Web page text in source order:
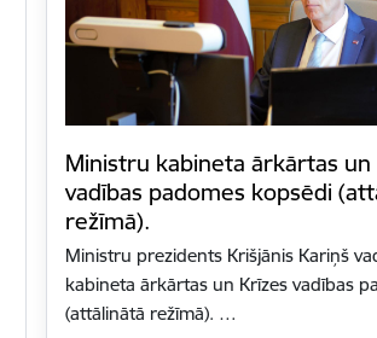
Ministru kabineta ārkārtas un
vadības padomes kopsēdi
režīmā).
Ministru prezidents Krišjānis Kariņš
kabineta ārkārtas un Krīzes vadības
(attālinātā režīmā). …